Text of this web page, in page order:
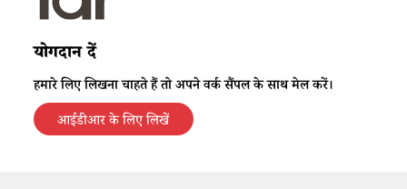
योगदान दें
हमारे लिए लिखना चाहते हैं तो अपने वर्क सैंपल के साथ मेल करें।
आईडीआर के लिए लिखें